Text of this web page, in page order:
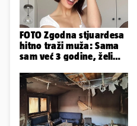
FOTO Zgodna stjuardesa
hitno traži muža: Sama
sam već 3 godine, želim